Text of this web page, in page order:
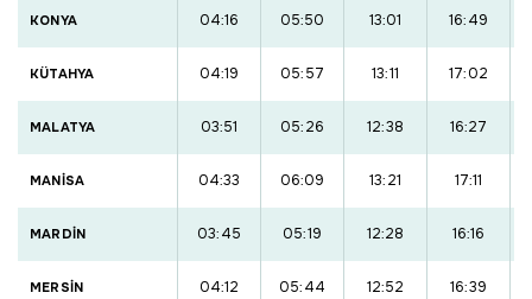
KONYA 04:16 05:50 13:01 16:49
KÜTAHYA 04:19 05:57 13:11 17:02
MALATYA 03:51 05:26 12:38 16:27
MANİSA 04:33 06:09 13:21 17:11
MARDİN 03:45 05:19 12:28 16:16
MERSİN 04:12 05:44 12:52 16:39